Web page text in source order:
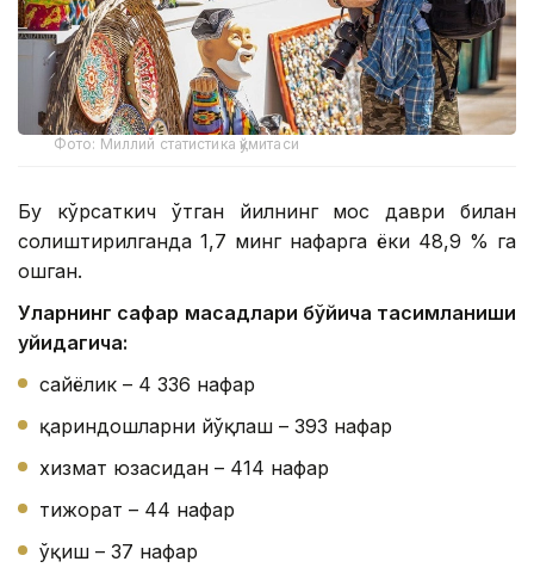
Фото: Миллий статистика қўмитаси
Бу кўрсаткич ўтган йилнинг мос даври билан
солиштирилганда 1,7 минг нафарга ёки 48,9 % га
ошган.
Уларнинг сафар мақсадлари бўйича тақсимланиши
қуйидагича:
сайёҳлик – 4 336 нафар
қариндошларни йўқлаш – 393 нафар
хизмат юзасидан – 414 нафар
тижорат – 44 нафар
ўқиш – 37 нафар